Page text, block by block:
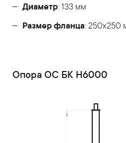
Диаметр: 133 мм
Размер фланца: 250x250
Опора ОС БК Н6000